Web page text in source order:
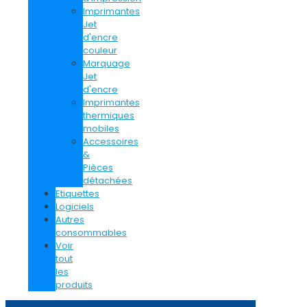
Imprimantes
Jet
d'encre
couleur
Marquage
Jet
d'encre
Imprimantes
thermiques
mobiles
Accessoires
&
Pièces
détachées
Etiquettes
Logiciels
Autres
consommables
Voir
tout
les
produits